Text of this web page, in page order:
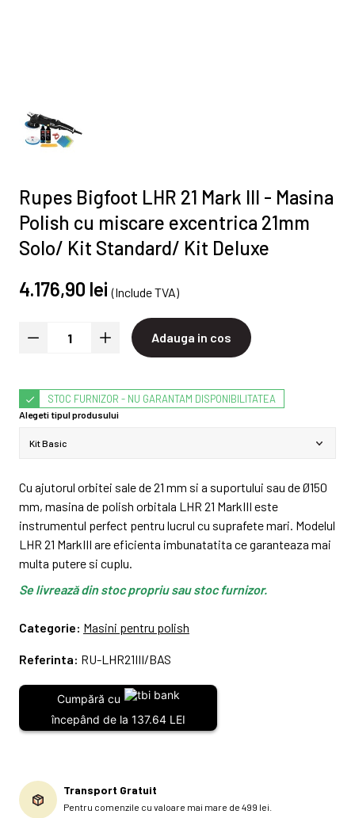
Rupes Bigfoot LHR 21 Mark III - Masina
Polish cu miscare excentrica 21mm
Solo/ Kit Standard/ Kit Deluxe
4.176,90 lei (Include TVA)
Adauga in cos
STOC FURNIZOR - NU GARANTAM DISPONIBILITATEA
Alegeti tipul produsului
Cu ajutorul orbitei sale de 21 mm si a suportului sau de Ø150
mm, masina de polish orbitala LHR 21 MarkIII este
instrumentul perfect pentru lucrul cu suprafete mari. Modelul
LHR 21 MarkIII are eficienta imbunatatita ce garanteaza mai
multa putere si cuplu.
Se livrează din stoc propriu sau stoc furnizor.
Categorie: Masini pentru polish
Referinta: RU-LHR21III/BAS
Cumpără cu
începând de la 137.64 LEI
Transport Gratuit
Pentru comenzile cu valoare mai mare de 499 lei.